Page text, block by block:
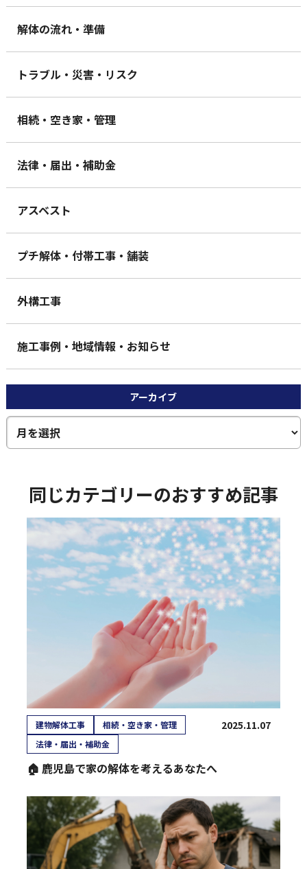
解体の流れ・準備
トラブル・災害・リスク
相続・空き家・管理
法律・届出・補助金
アスベスト
プチ解体・付帯工事・舗装
外構工事
施工事例・地域情報・お知らせ
アーカイブ
同じカテゴリーのおすすめ記事
建物解体工事
相続・空き家・管理
法律・届出・補助金
2025.11.07
🏠 鹿児島で家の解体を考えるあなたへ